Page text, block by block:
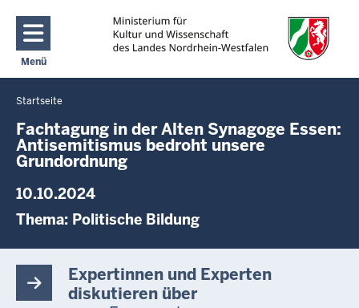
Direkt zum Inhalt
Menü
Navigation aktivieren/deaktivieren: Main Menu
Sie
befinden
sich
hier
Startseite
Fachtagung in der Alten Synagoge Essen:
Antisemitismus bedroht unsere
Grundordnung
10.10.2024
Thema: Politische Bildung
Expertinnen und Experten
diskutieren über